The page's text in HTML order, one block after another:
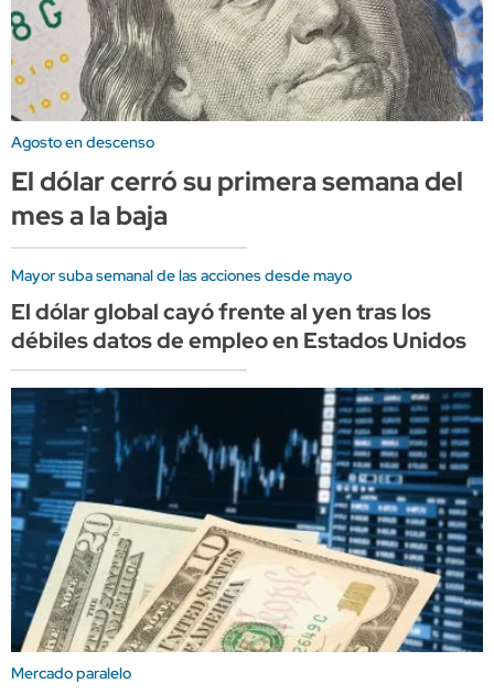
Agosto en descenso
El dólar cerró su primera semana del
mes a la baja
Mayor suba semanal de las acciones desde mayo
El dólar global cayó frente al yen tras los
débiles datos de empleo en Estados Unidos
Mercado paralelo